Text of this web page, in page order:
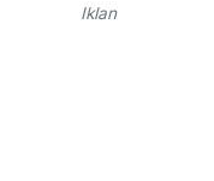
Iklan